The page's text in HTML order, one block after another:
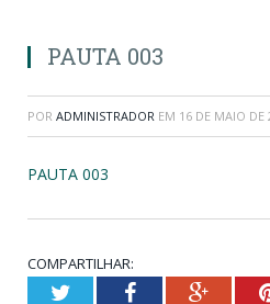
PAUTA 003
POR ADMINISTRADOR EM 16 DE MAIO DE
PAUTA 003
COMPARTILHAR:
TwitterFacebook